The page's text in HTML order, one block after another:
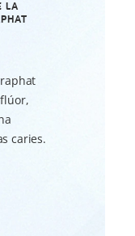
LA
caries.